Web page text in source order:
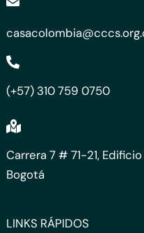
(+57) 310 759 0750
Carrera 7 # 71-21,
Bogotá
LINKS RÁPIDOS